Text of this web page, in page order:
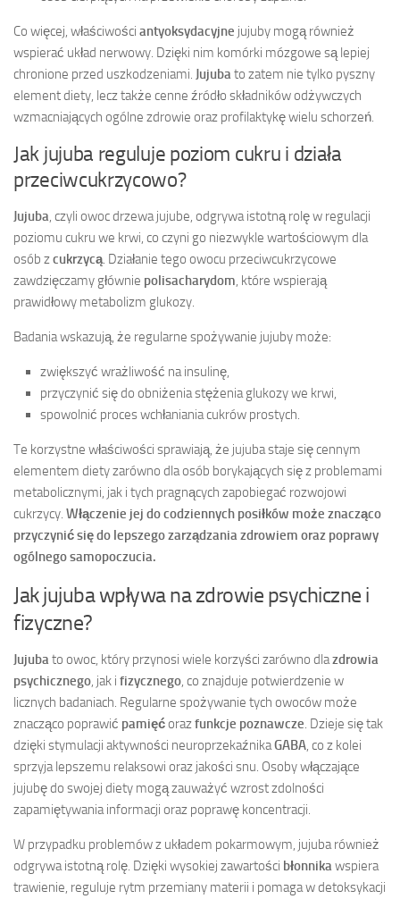
Co więcej, właściwości antyoksydacyjne jujuby mogą również
wspierać układ nerwowy. Dzięki nim komórki mózgowe są lepiej
chronione przed uszkodzeniami. Jujubato zatem nie tylko pyszny
element diety, lecz także cenne źródło składników odżywczych
wzmacniających ogólne zdrowie oraz profilaktykę wielu schorzeń.
Jak jujuba reguluje poziom cukru i działa
przeciwcukrzycowo?
Jujuba, czyli owoc drzewa jujube, odgrywa istotną rolę w regulacji
poziomu cukru we krwi, co czyni go niezwykle wartościowym dla
osób zcukrzycą. Działanie tego owocu przeciwcukrzycowe
zawdzięczamy głównie polisacharydom, które wspierają
prawidłowy metabolizm glukozy.
Badania wskazują, że regularne spożywanie jujuby może:
zwiększyć wrażliwość na insulinę,
przyczynić się do obniżenia stężenia glukozy we krwi,
spowolnić proces wchłaniania cukrów prostych.
Te korzystne właściwości sprawiają, że jujuba staje się cennym
elementem diety zarówno dla osób borykających się z problemami
metabolicznymi, jak i tych pragnących zapobiegać rozwojowi
cukrzycy. Włączenie jej do codziennych posiłków może znacząco
przyczynić się do lepszego zarządzania zdrowiem oraz poprawy
ogólnego samopoczucia.
Jak jujuba wpływa na zdrowie psychiczne i
fizyczne?
Jujubato owoc, który przynosi wiele korzyści zarówno dlazdrowia
psychicznego, jak i fizycznego, co znajduje potwierdzenie w
licznych badaniach. Regularne spożywanie tych owoców może
znacząco poprawić pamięćorazfunkcje poznawcze. Dzieje się tak
dzięki stymulacji aktywności neuroprzekaźnikaGABA, co z kolei
sprzyja lepszemu relaksowi oraz jakości snu. Osoby włączające
jujubę do swojej diety mogą zauważyć wzrost zdolności
zapamiętywania informacji oraz poprawę koncentracji.
W przypadku problemów z układem pokarmowym, jujuba również
odgrywa istotną rolę. Dzięki wysokiej zawartości błonnikawspiera
trawienie, reguluje rytm przemiany materii i pomaga w detoksykacji